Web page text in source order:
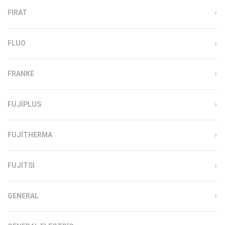
FIRAT
FLUO
FRANKE
FUJIPLUS
FUJITHERMA
FUJITSI
GENERAL